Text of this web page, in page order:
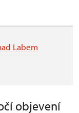
Labem
objevení